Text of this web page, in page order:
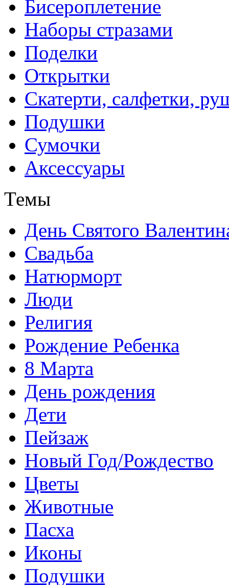
Бисероплетение
Наборы стразами
Поделки
Открытки
Скатерти, салфетки,
Подушки
Сумочки
Аксессуары
Темы
День Святого
Свадьба
Натюрморт
Люди
Религия
Рождение Ребенка
8 Марта
День рождения
Дети
Пейзаж
Новый Год/Рождество
Цветы
Животные
Пасха
Иконы
Подушки